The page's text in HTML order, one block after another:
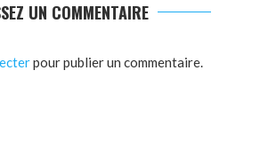
UN COMMENTAIRE
pour publier un commentaire.